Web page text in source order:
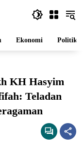
Ekonomi Politik
KH Hasyim
Teladan